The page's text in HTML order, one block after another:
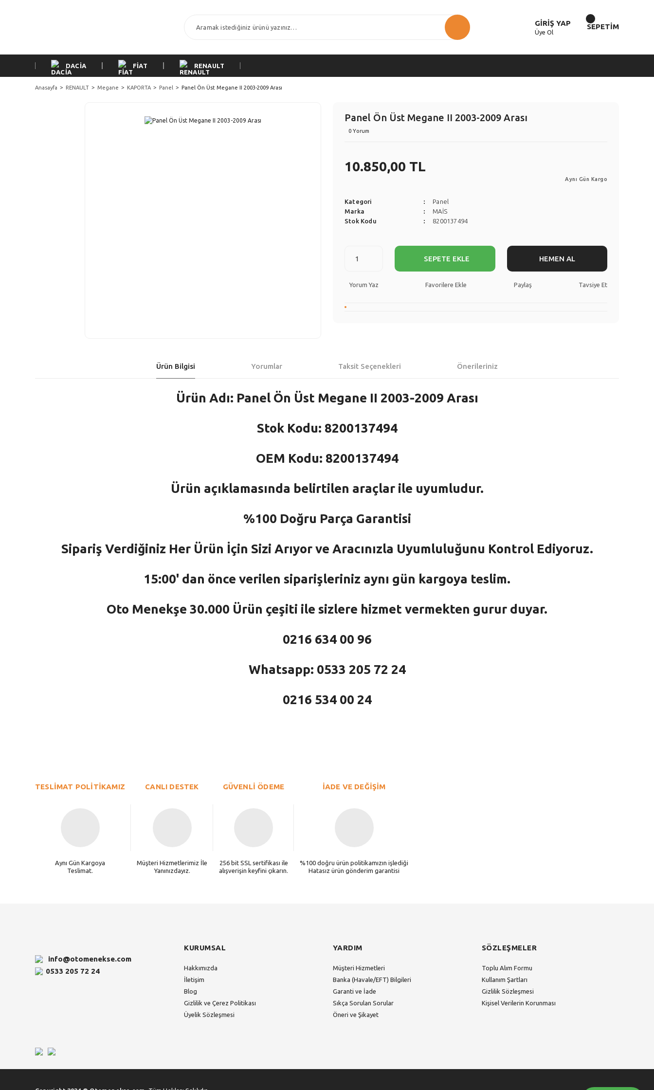
GİRİŞ YAP
Üye Ol
SEPETİM
DACİA FİAT RENAULT
Anasayfa RENAULT Megane KAPORTA Panel Panel Ön Üst Megane II 2003-2009 Arası
Panel Ön Üst Megane II 2003-2009 Arası
0 Yorum
10.850,00 TL
Aynı Gün Kargo
Kategori
Panel
Marka
MAİS
Stok Kodu
8200137494
SEPETE EKLE HEMEN AL
Yorum Yaz Paylaş Tavsiye Et
Ürün Bilgisi Yorumlar Taksit Seçenekleri Önerileriniz
Ürün Adı: Panel Ön Üst Megane II 2003-2009 Arası
Stok Kodu: 8200137494
OEM Kodu: 8200137494
Ürün açıklamasında belirtilen araçlar ile uyumludur.
%100 Doğru Parça Garantisi
Sipariş Verdiğiniz Her Ürün İçin Sizi Arıyor ve Aracınızla Uyumluluğunu Kontrol Ediyoruz.
15:00' dan önce verilen siparişleriniz aynı gün kargoya teslim.
Oto Menekşe 30.000 Ürün çeşiti ile sizlere hizmet vermekten gurur duyar.
0216 634 00 96
Whatsapp: 0533 205 72 24
0216 534 00 24
Ürün açıklamasında eksik bilgiler bulunuyor.
TESLİMAT POLİTİKAMIZ
Aynı Gün Kargoya
Teslimat.
CANLI DESTEK
Müşteri Hizmetlerimiz İle
Yanınızdayız.
GÜVENLİ ÖDEME
256 bit SSL sertifikası ile
alışverişin keyfini çıkarın.
İADE VE DEĞİŞİM
%100 doğru ürün politikamızın işlediği
Hatasız ürün gönderim garantisi
info@otomenekse.com
0533 205 72 24
KURUMSAL
Hakkımızda
İletişim
Blog
Gizlilik ve Çerez Politikası
Üyelik Sözleşmesi
YARDIM
Müşteri Hizmetleri
Banka (Havale/EFT) Bilgileri
Garanti ve İade
Sıkça Sorulan Sorular
Öneri ve Şikayet
SÖZLEŞMELER
Toplu Alım Formu
Kullanım Şartları
Gizlilik Sözleşmesi
Kişisel Verilerin Korunması